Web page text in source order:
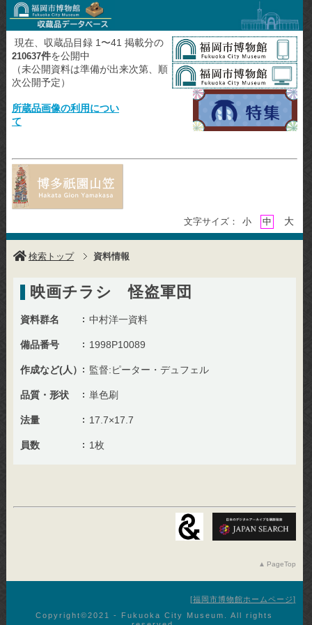
現在、収蔵品目録 1〜41 掲載分の
210637件を公開中
（未公開資料は準備が出来次第、順
次公開予定）
所蔵品画像の利用につい
て
文字サイズ： 小 中 大
検索トップ 資料情報
映画チラシ 怪盗軍団
資料群名 中村洋一資料
備品番号 1998P10089
作成など(人） 監督:ピーター・デュフェル
品質・形状 単色刷
法量 17.7×17.7
員数 1枚
PageTop
福岡市博物館ホームページ
Copyright©︎2021 - Fukuoka City Museum. All rights